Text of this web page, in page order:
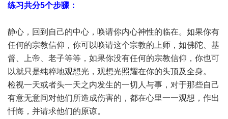
练习共分5个步骤：
静心，回到自己的中心，唤请你内心神性的临在。如果你有
任何的宗教信仰，你可以唤请这个宗教的上师，如佛陀、基
督、上帝、老子等等，如果你没有任何的宗教信仰，你也可
以就只是纯粹地观想光，观想光照耀在你的头顶及全身。
检视一天或者头一天之内发生的一切人与事，对于那些自己
有意无意间对他们所造成伤害的，都在心里一一观想，作出
忏悔，并请求他们的原谅。